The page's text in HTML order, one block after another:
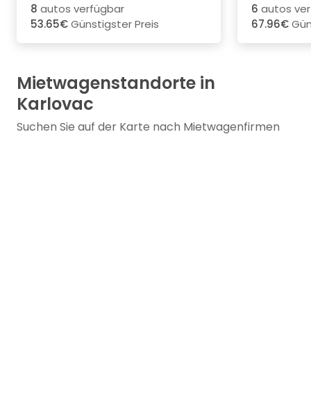
8 autos verfügbar
53.65€Günstigster Preis
6 autos
67.96€
Mietwagenstandorte in
Karlovac
Suchen Sie auf der Karte nach Mietwagenfirmen